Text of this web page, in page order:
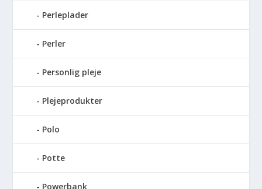
Perleplader
Perler
Personlig pleje
Plejeprodukter
Polo
Potte
Powerbank